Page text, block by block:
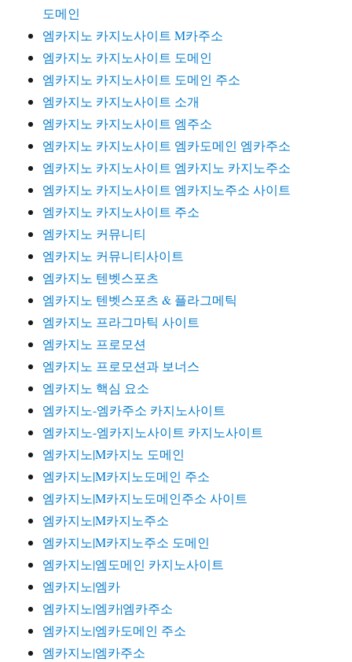
도메인
엠카지노 카지노사이트 M카주소
엠카지노 카지노사이트 도메인
엠카지노 카지노사이트 도메인 주소
엠카지노 카지노사이트 소개
엠카지노 카지노사이트 엠주소
엠카지노 카지노사이트 엠카도메인 엠카주소
엠카지노 카지노사이트 엠카지노 카지노주소
엠카지노 카지노사이트 엠카지노주소 사이트
엠카지노 카지노사이트 주소
엠카지노 커뮤니티
엠카지노 커뮤니티사이트
엠카지노 텐벳스포츠
엠카지노 텐벳스포츠 & 플라그메틱
엠카지노 프라그마틱 사이트
엠카지노 프로모션
엠카지노 프로모션과 보너스
엠카지노 핵심 요소
엠카지노-엠카주소 카지노사이트
엠카지노-엠카지노사이트 카지노사이트
엠카지노|M카지노 도메인
엠카지노|M카지노도메인 주소
엠카지노|M카지노도메인주소 사이트
엠카지노|M카지노주소
엠카지노|M카지노주소 도메인
엠카지노|엠도메인 카지노사이트
엠카지노|엠카
엠카지노|엠카|엠카주소
엠카지노|엠카도메인 주소
엠카지노|엠카주소